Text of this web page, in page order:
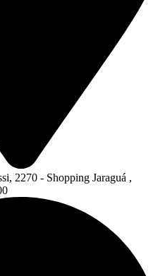
2270 - Shopping Jaraguá ,